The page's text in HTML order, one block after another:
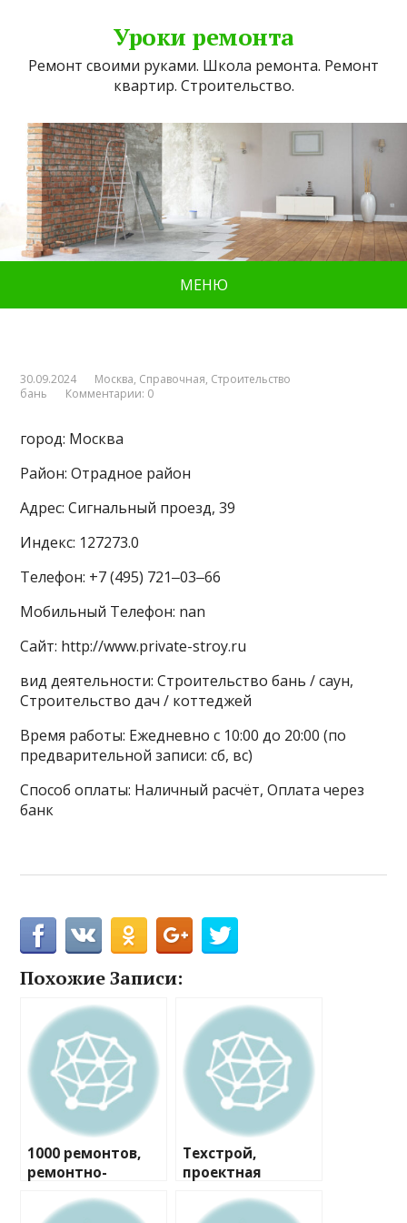
Уроки ремонта
Ремонт своими руками. Школа ремонта. Ремонт
квартир. Строительство.
МЕНЮ
30.09.2024 Москва, Справочная, Строительство
бань
Комментарии: 0
город: Москва
Район: Отрадное район
Адрес: Сигнальный проезд, 39
Индекс: 127273.0
Телефон: +7 (495) 721‒03‒66
Мобильный Телефон: nan
Сайт: http://www.private-stroy.ru
вид деятельности: Строительство бань / саун,
Строительство дач / коттеджей
Время работы: Ежедневно с 10:00 до 20:00 (по
предварительной записи: сб, вс)
Способ оплаты: Наличный расчёт, Оплата через
банк
Похожие Записи:
1000 ремонтов,
ремонтно-
компания
Техстрой,
проектная